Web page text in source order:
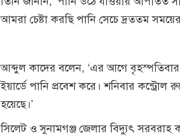
আমরা চেষ্টা করছি পানি সেচে দ্রততম
আব্দুল কাদের বলেন, ‘এর আগে
ইয়ার্ডে পানি প্রবেশ করে। শনিবার কন্ট্রোল
হয়েছে।’
সিলেট ও সুনামগঞ্জ জেলার বিদ্যুৎ